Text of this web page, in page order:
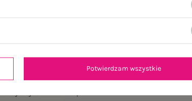
Potwierdzam wszystkie